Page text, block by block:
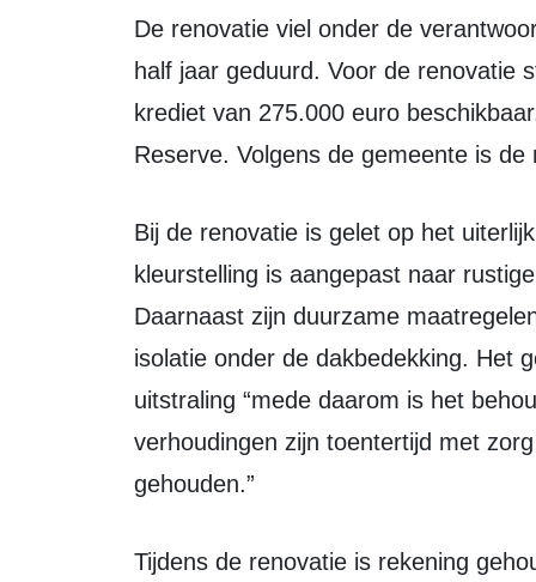
De renovatie viel onder de verantwoordelijkheid van de gemeente en heeft een
half jaar geduurd. Voor de renovatie
krediet van 275.000 euro
Reserve. Volgens de gemeente is
Bij de renovatie is gelet op het uiterlijk en de duurzaamheid van het gebouw. De
kleurstelling is aangepast naar
Daarnaast zijn duurzame
isolatie onder de dakbedekking. Het
uitstraling “mede daarom is het
verhoudingen zijn toentertijd met
gehouden.”
Tijdens de renovatie is rekening gehouden met bezoekers van de begraafplaats.